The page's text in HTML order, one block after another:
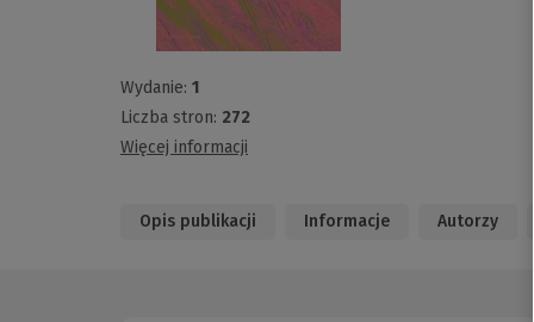
Wydanie: 1
Liczba stron: 272
Więcej informacji
Opis publikacji Informacje Autorzy